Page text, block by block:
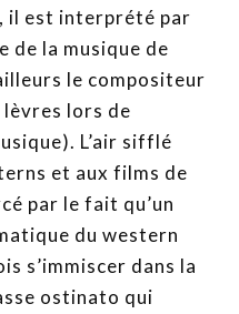
il est interprété par
de la musique de
le compositeur
lèvres lors de
L’air sifflé
et aux films de
par le fait qu’un
du western
s’immiscer dans la
ostinato qui